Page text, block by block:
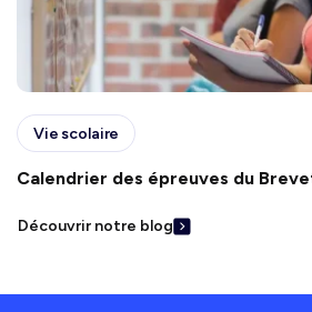
Vie scolaire
Calendrier des épreuves du
Découvrir notre blog